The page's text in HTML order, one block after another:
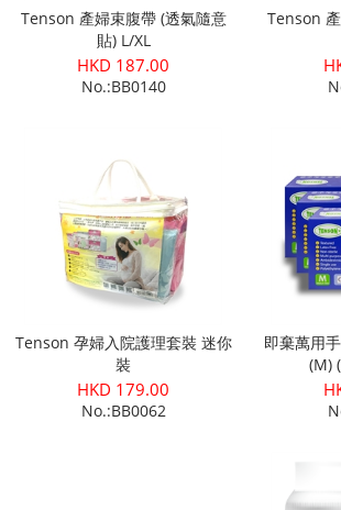
Tenson 產婦束腹帶 (透氣隨意
貼) L/XL
HKD 187.00
No.:BB0140
Tenson
Tenson 孕婦入院護理套裝 迷你
裝
HKD 179.00
No.:BB0062
即棄萬用
(M)